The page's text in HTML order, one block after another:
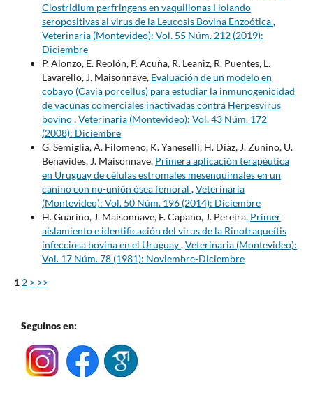
Clostridium perfringens en vaquillonas Holando
seropositivas al virus de la Leucosis Bovina Enzoótica,
Veterinaria (Montevideo): Vol. 55 Núm. 212 (2019):
Diciembre
P. Alonzo, E. Reolón, P. Acuña, R. Leaniz, R. Puentes, L.
Lavarello, J. Maisonnave, Evaluación de un modelo en
cobayo (Cavia porcellus) para estudiar la inmunogenicidad
de vacunas comerciales inactivadas contra Herpesvirus
bovino,Veterinaria (Montevideo): Vol. 43 Núm. 172
(2008): Diciembre
G. Semiglia, A. Filomeno, K. Yaneselli, H. Díaz, J. Zunino, U.
Benavides, J. Maisonnave, Primera aplicación terapéutica
en Uruguay de células estromales mesenquimales en un
canino con no-unión ósea femoral ,Veterinaria
(Montevideo): Vol. 50 Núm. 196 (2014): Diciembre
H. Guarino, J. Maisonnave, F. Capano, J. Pereira, Primer
aislamiento e identificación del virus de la Rinotraqueítis
infecciosa bovina en el Uruguay,Veterinaria (Montevideo):
Vol. 17 Núm. 78 (1981): Noviembre-Diciembre
1 2 > >>
Seguinos en: